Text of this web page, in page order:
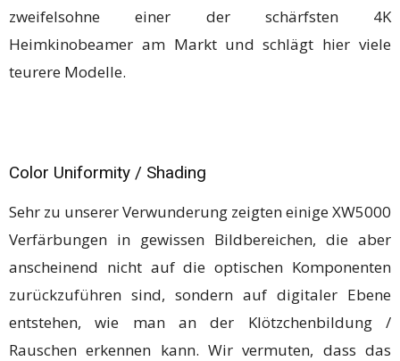
zweifelsohne einer der schärfsten 4K
Heimkinobeamer am Markt und schlägt hier viele
teurere Modelle.
Color Uniformity / Shading
Sehr zu unserer Verwunderung zeigten einige XW5000
Verfärbungen in gewissen Bildbereichen, die aber
anscheinend nicht auf die optischen Komponenten
zurückzuführen sind, sondern auf digitaler Ebene
entstehen, wie man an der Klötzchenbildung /
Rauschen erkennen kann. Wir vermuten, dass das